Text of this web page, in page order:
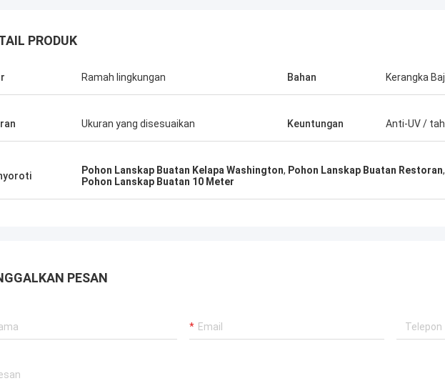
semangat hijau
perusahaan Haihong
pencarian yang lama, kualitas
kebutuhan kami.Mereka
teknis untuk mendapatkan
dan layanan pemeliharaan dengan
PRODUK
Ramah lingkungan Bahan Kerangka
Ukuran yang disesuaikan Keuntungan Anti-UV /
Pohon Lanskap Buatan Kelapa Washington, Pohon Lanskap Buatan Restoran,
Pohon Lanskap Buatan 10 Meter
PESAN